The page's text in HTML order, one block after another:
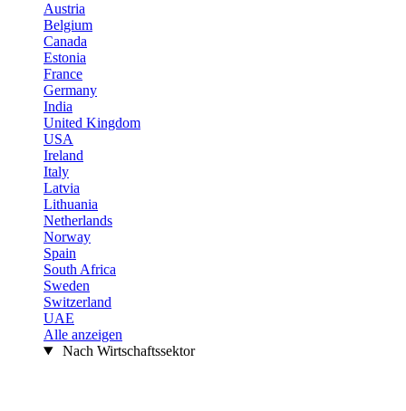
Austria
Belgium
Canada
Estonia
France
Germany
India
United Kingdom
USA
Ireland
Italy
Latvia
Lithuania
Netherlands
Norway
Spain
South Africa
Sweden
Switzerland
UAE
Alle anzeigen
Nach Wirtschaftssektor